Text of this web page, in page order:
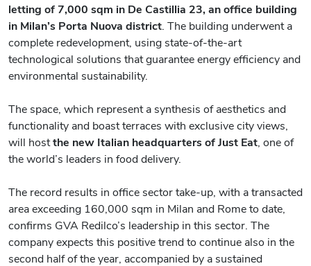
letting of 7,000 sqm in De Castillia 23, an office building
in Milan’s Porta Nuova district . The building underwent a
complete redevelopment, using state-of-the-art
technological solutions that guarantee energy efficiency and
environmental sustainability.
The space, which represent a synthesis of aesthetics and
functionality and boast terraces with exclusive city views,
will hostthe new Italian headquarters of Just Eat , one of
the world’s leaders in food delivery.
The record results in office sector take-up, with a transacted
area exceeding 160,000 sqm in Milan and Rome to date,
confirms GVA Redilco’s leadership in this sector. The
company expects this positive trend to continue also in the
second half of the year, accompanied by a sustained